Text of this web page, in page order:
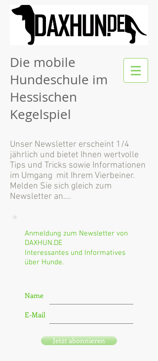
Die mobile
Hundeschule im
Hessischen
Kegelspiel
Unser Newsletter erscheint 1/4
jährlich und bietet Ihnen wertvolle
Tips und Tricks sowie Informationen
im Umgang mit Ihrem Vierbeiner.
Melden Sie sich gleich zum
Newsletter an....
Anmeldung zum Newsletter von
DAXHUN.DE
Interessantes und Informatives
über Hunde.
Name
E-Mail
Jetzt abonnieren